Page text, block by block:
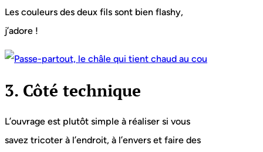
Les couleurs des deux fils sont bien flashy,
j’adore !
3. Côté technique
L’ouvrage est plutôt simple à réaliser si vous
savez tricoter à l’endroit, à l’envers et faire des